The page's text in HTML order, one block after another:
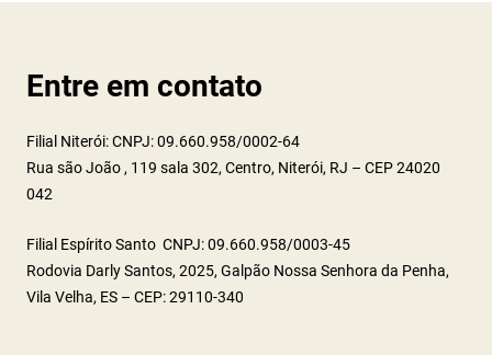
Entre em contato
Filial Niterói: CNPJ: 09.660.958/0002-64
Rua são João , 119 sala 302, Centro, Niterói, RJ – CEP 24020
042
Filial Espírito Santo CNPJ: 09.660.958/0003-45
Rodovia Darly Santos, 2025, Galpão Nossa Senhora da Penha,
Vila Velha, ES – CEP: 29110-340